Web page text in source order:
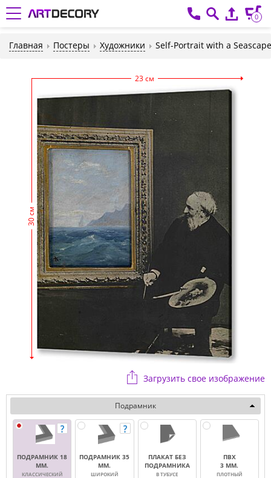
0
Главная Постеры Художники Self-Portrait with a
23 см
30 см
Загрузить свое изображение
Подрамник
ПОДРАМНИК 18
ММ.
КЛАССИЧЕСКИЙ
ПОДРАМНИК 35
ММ.
ШИРОКИЙ
ПЛАКАТ БЕЗ
ПОДРАМНИКА
В ТУБУСЕ
ПВХ
3 ММ.
ПЛОТНЫЙ